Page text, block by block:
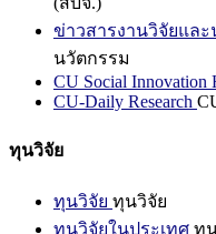
ข่าวสารงานวิจัยและ
นวัตกรรม
CU Social Innovation
CU-Daily Research
ทุนวิจัย
ทุนวิจัย ทุนวิจัย
ทุนวิจัยในประเทศ ทุ